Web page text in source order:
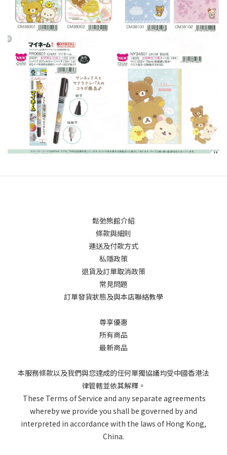
鬆弛熊館介紹
條款與細則
運送及付款方式
私隱政策
退貨及訂單取消政策
常見問題
訂單發貨狀態及與本店聯絡教學
尊享優惠
所有商品
最新商品
本服務條款以及我們與您達成的任何單獨協議均受中國香港法
律管轄並依其解釋。
These Terms of Service and any separate agreements
whereby we provide you shall be governed by and
interpreted in accordance with the laws of Hong Kong,
China.